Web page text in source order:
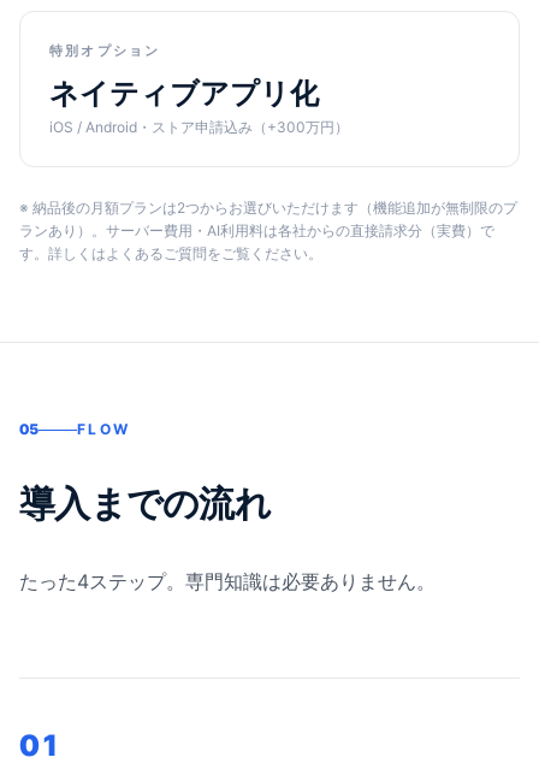
特別オプション
ネイティブアプリ化
iOS / Android・ストア申請込み（+300万円）
※ 納品後の月額プランは2つからお選びいただけます（機能追加が無制限のプ
ランあり）。サーバー費用・AI利用料は各社からの直接請求分（実費）で
す。詳しくはよくあるご質問をご覧ください。
05 FLOW
導入までの流れ
たった4ステップ。専門知識は必要ありません。
01